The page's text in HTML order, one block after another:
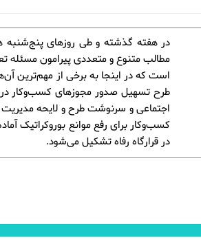
مطالب متنوع و متعددی پیرامون مسئله
است که در اینجا به برخی از مهم‌ترین
طرح تسهیل صدور مجوزهای کسب‌وکار در
اجتماعی و سرنوشت طرح و لایحه
کسب‌وکار برای رفع موانع بوروکراتیک
در قرارگاه رفاه تشکیل می‌شود.